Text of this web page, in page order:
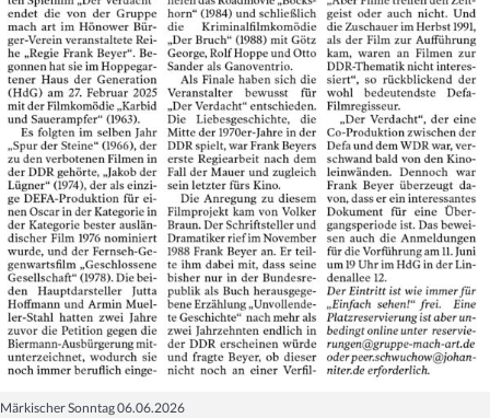
Märkischer Sonntag 06.06.2026